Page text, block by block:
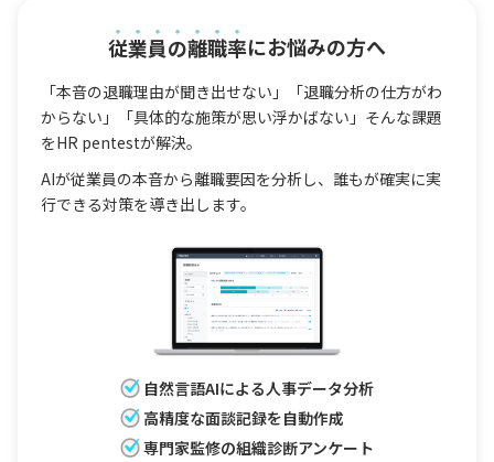
従業員の離職率にお悩みの方へ
「本音の退職理由が聞き出せない」「退職分析の仕方がわ
からない」「具体的な施策が思い浮かばない」そんな課題
をHR pentestが解決。
AIが従業員の本音から離職要因を分析し、誰もが確実に実
行できる対策を導き出します。
自然言語AIによる人事データ分析
高精度な面談記録を自動作成
専門家監修の組織診断アンケート